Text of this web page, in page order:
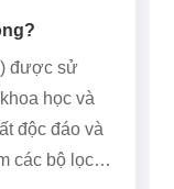
được sử
học và
độc đáo và
các bộ lọc